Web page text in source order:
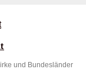
und Bundesländer